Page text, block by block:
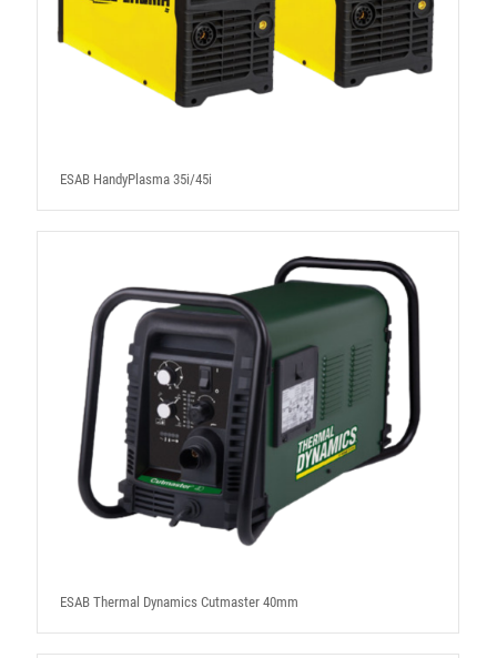
ESAB HandyPlasma 35i/45i
ESAB Thermal Dynamics Cutmaster 40mm